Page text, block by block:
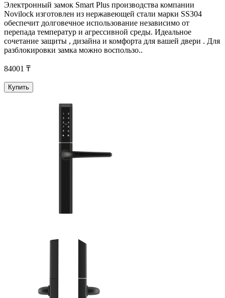
Электронный замок Smart Plus производства компании
Novilock изготовлен из нержавеющей стали марки SS304
обеспечит долговечное использование независимо от
перепада температур и агрессивной среды. Идеальное
сочетание защиты , дизайна и комфорта для вашей двери . Для
разблокировки замка можно воспользо..
84001 ₸
Купить